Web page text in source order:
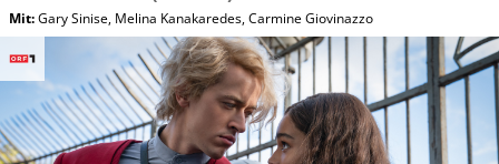
Mit:Gary Sinise, Melina Kanakaredes,Carmine Giovinazzo